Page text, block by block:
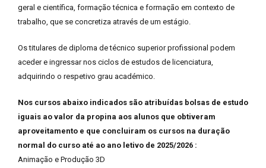
geral e científica, formação técnica e formação em contexto de
trabalho, que se concretiza através de um estágio.
Os titulares de diploma de técnico superior profissional podem
aceder e ingressar nos ciclos de estudos de licenciatura,
adquirindo o respetivo grau académico.
Nos cursos abaixo indicados são atribuídas bolsas de estudo
iguais ao valor da propina aos alunos que obtiveram
aproveitamento e que concluiram os cursos na duração
normal do curso até ao ano letivo de 2025/2026 :
Animação e Produção 3D